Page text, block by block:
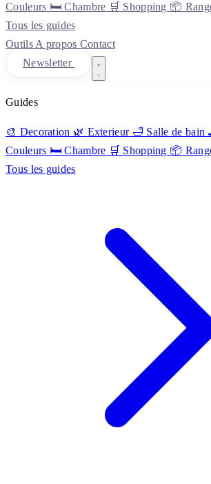
Couleurs 🛏️ Chambre 🛒 Shopping 📦
Tous les guides
Outils A propos Contact
Newsletter
Guides
🎨 Decoration 🌿 Exterieur 🛁 Salle de bain
Couleurs 🛏️ Chambre 🛒 Shopping 📦
Tous les guides